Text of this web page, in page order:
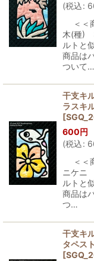
(税込:
＜＜
木(種)
ルトと
商品は
ついて…
干支キ
ラスキ
[
600円
(税込:
＜＜
ニケニ
ルトと
商品は
つ…
干支キ
タペス
[